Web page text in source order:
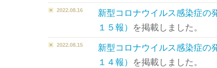
2022.08.16
新型コロナウイルス感染症
１５報） を掲載しました。
2022.08.15
新型コロナウイルス感染症
１４報） を掲載しました。